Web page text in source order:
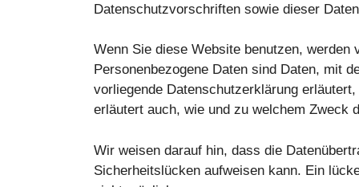
Datenschutzvorschriften sowie dieser
Wenn Sie diese Website benutzen, werden
Personenbezogene Daten sind Daten, mit
vorliegende Datenschutzerklärung
erläutert auch, wie und zu welchem Zweck
Wir weisen darauf hin, dass die
Sicherheitslücken aufweisen kann. Ein